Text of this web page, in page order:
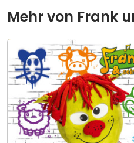
Mehr von Frank